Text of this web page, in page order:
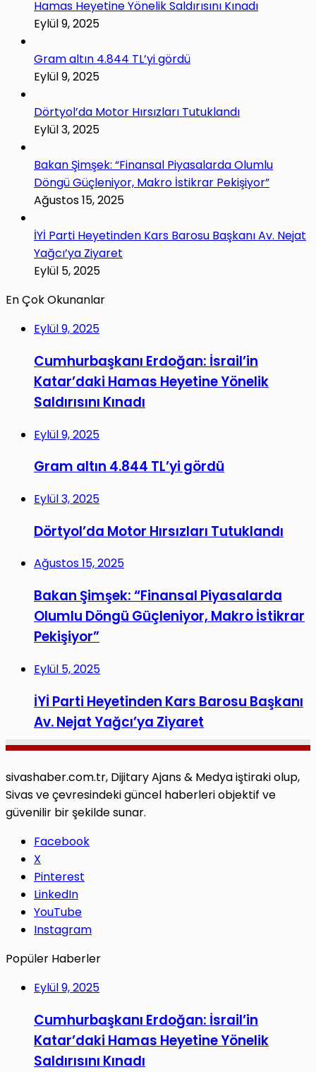
Hamas Heyetine Yönelik Saldırısını Kınadı
Eylül 9, 2025
Gram altın 4.844 TL’yi gördü
Eylül 9, 2025
Dörtyol’da Motor Hırsızları Tutuklandı
Eylül 3, 2025
Bakan Şimşek: “Finansal Piyasalarda Olumlu
Döngü Güçleniyor, Makro İstikrar Pekişiyor”
Ağustos 15, 2025
İYİ Parti Heyetinden Kars Barosu Başkanı Av. Nejat
Yağcı’ya Ziyaret
Eylül 5, 2025
En Çok Okunanlar
Eylül 9, 2025
Cumhurbaşkanı Erdoğan: İsrail’in
Katar’daki Hamas Heyetine Yönelik
Saldırısını Kınadı
Eylül 9, 2025
Gram altın 4.844 TL’yi gördü
Eylül 3, 2025
Dörtyol’da Motor Hırsızları Tutuklandı
Ağustos 15, 2025
Bakan Şimşek: “Finansal Piyasalarda
Olumlu Döngü Güçleniyor, Makro İstikrar
Pekişiyor”
Eylül 5, 2025
İYİ Parti Heyetinden Kars Barosu Başkanı
Av. Nejat Yağcı’ya Ziyaret
sivashaber.com.tr, Dijitary Ajans & Medya iştiraki olup,
Sivas ve çevresindeki güncel haberleri objektif ve
güvenilir bir şekilde sunar.
Facebook
X
Pinterest
LinkedIn
YouTube
Instagram
Popüler Haberler
Eylül 9, 2025
Cumhurbaşkanı Erdoğan: İsrail’in
Katar’daki Hamas Heyetine Yönelik
Saldırısını Kınadı